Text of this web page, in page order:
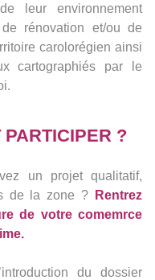
leur environnement
rénovation et/ou de
carolorégien ainsi
cartographiés par le
PARTICIPER ?
un projet qualitatif,
de la zone ?
Rentrez
de votre comemrce
du dossier